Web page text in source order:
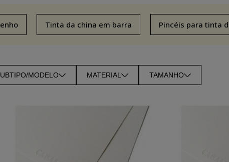
Tinta da china em barra Pincéis para tinta
MODELO MATERIAL TAMANHO